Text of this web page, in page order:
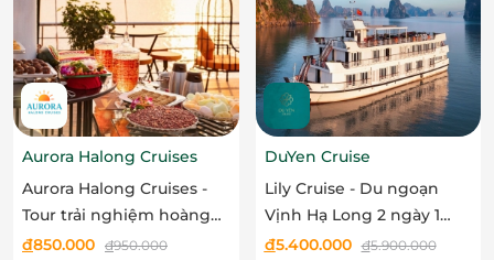
Aurora Halong Cruises
Aurora Halong Cruises -
Tour trải nghiệm hoàng
hôn trên vịnh Hạ Long
đ850.000 đ950.000
DuYen Cruise
Lily Cruise - Du ngoạn
Vịnh Hạ Long 2 ngày 1
đêm
đ5.400.000 đ5.900.000